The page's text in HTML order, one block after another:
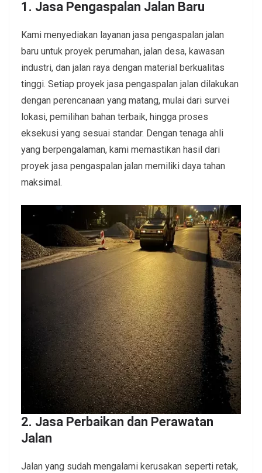
1. Jasa Pengaspalan Jalan Baru
Kami menyediakan layanan jasa pengaspalan jalan
baru untuk proyek perumahan, jalan desa, kawasan
industri, dan jalan raya dengan material berkualitas
tinggi. Setiap proyek jasa pengaspalan jalan dilakukan
dengan perencanaan yang matang, mulai dari survei
lokasi, pemilihan bahan terbaik, hingga proses
eksekusi yang sesuai standar. Dengan tenaga ahli
yang berpengalaman, kami memastikan hasil dari
proyek jasa pengaspalan jalan memiliki daya tahan
maksimal.
2. Jasa Perbaikan dan Perawatan
Jalan
Jalan yang sudah mengalami kerusakan seperti retak,